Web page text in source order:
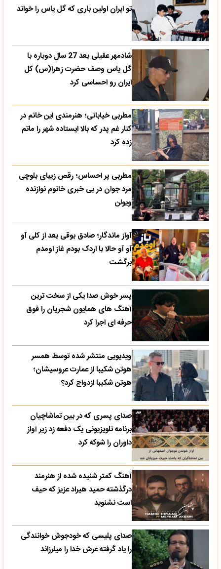
تو ایران اولین باری که گل یاس را خواند
شادمهر عقیلی بعد 27 سال دوباره با
گل یاس وصف حضرت زهرا(س) کل
ایران رو احساسی کرد
مطربی خیابانی؛ هنرمندی این خانم در
کنار غم پدر که بالا ایستاده شهر را ماتم
زده کرد
مطربی پر احساس؛ رقص زیبای بلوچی
مرد جوان در بی خبری خانوم نوازنده
ویولن
آواز ماندگار؛ صادق بوقی بعد از کلی آو
آو آو حالا با اردک بودم غاز اومدم
برگشت
پسر خوش صدا یکی از سخت ترین
آهنگ های همایون شجریان را فوق
حرفه ای اجرا کرد
ویدیویی منتشر شده توسط همسر
هوتن شکیبا از عمارت عروسیشان؛
هوتن شکیبا ازدواج کرد؟
صدای پسری که در بین تماشاچیان
برنامه تلویزیونی یک دفعه زد زیر آواز
داوران را شوکه کرد
آهنگ کمتر شنیده شده از هنرمند
درگذشته حمید هیراد عزیز که حیف
است نشنوید
صدای پلیسی که خودجوش خوانندگی
را یاد گرفته عرش خدا را میلرزاند